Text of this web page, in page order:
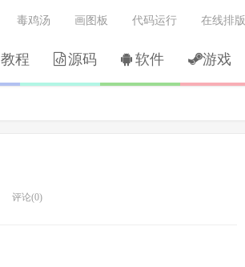
教程 源码 软件 游戏
毒鸡汤 画图板 代码运行 在线排版
评论(0)